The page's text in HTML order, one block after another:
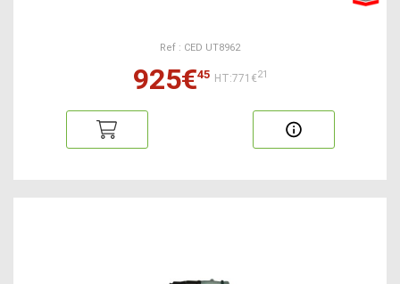
Ref : CED UT8962
925€45 HT:771€21